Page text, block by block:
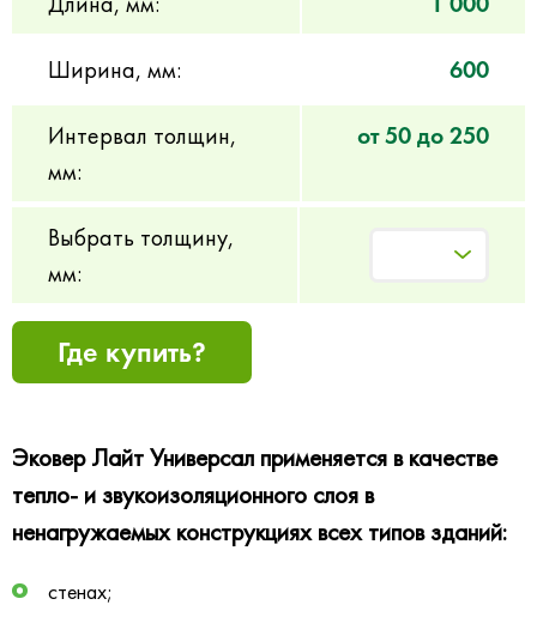
Ширина, мм: 600
Интервал толщин,
мм:
от 50 до 250
Выбрать толщину,
мм:
Где купить?
Эковер Лайт Универсал применяется в качестве
тепло- и звукоизоляционного слоя в
ненагружаемых конструкциях всех типов зданий:
стенах;